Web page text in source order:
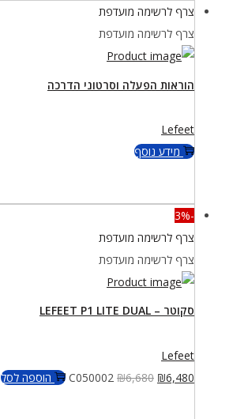
צרף לרשימה מועדפת
צרף לרשימה מועדפת
הוראות הפעלה וסרטוני הדרכה
Lefeet
מידע נוסף
-3%
צרף לרשימה מועדפת
צרף לרשימה מועדפת
סקוטר – LEFEET P1 LITE DUAL
Lefeet
C050002 ₪6,680
המחיר ₪6,480
המחירהוספה לסל